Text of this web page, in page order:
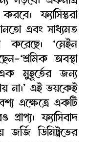
ফ্যাসিস্তরা
এবং সাধ্যমত
করেছে। ‘মেইন
‘শ্রমিক অবস্থা
মুহূর্তের জন্য
না।’ এই ভয়কেই
এক্ষেত্রে একটি
প্রাপ্য। ফ্যাসিবাদ
ডিমিট্রভের